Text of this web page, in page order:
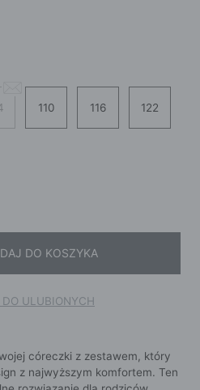
110 116 122
DO KOSZYKA
DO ULUBIONYCH
córeczki z zestawem, który
z najwyższym komfortem. Ten